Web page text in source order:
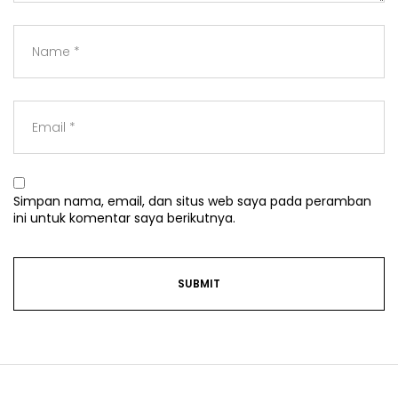
Simpan nama, email, dan situs web saya pada peramban
ini untuk komentar saya berikutnya.